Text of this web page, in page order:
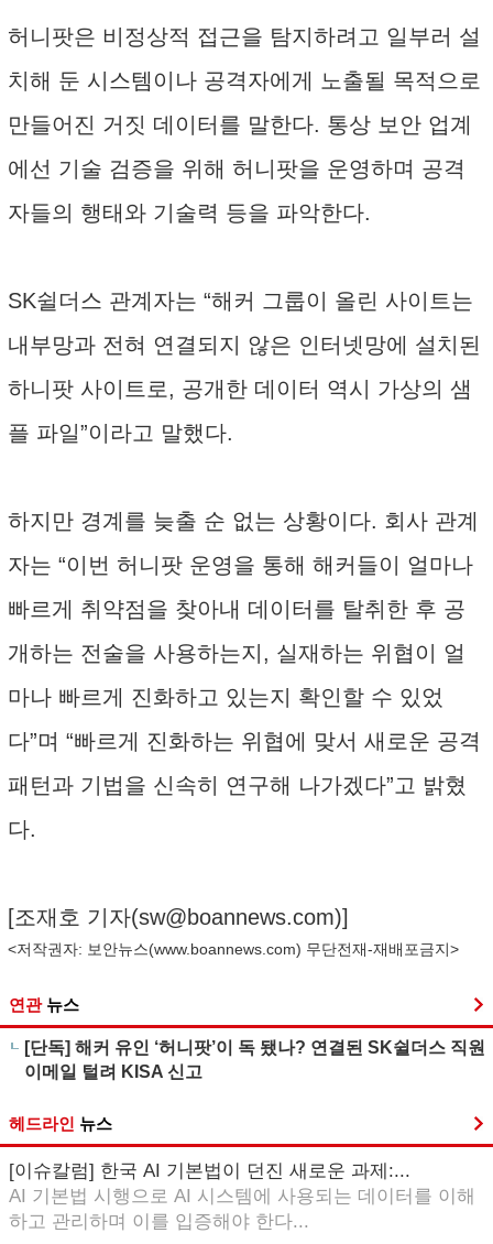
허니팟은 비정상적 접근을 탐지하려고 일부러 설
치해 둔 시스템이나 공격자에게 노출될 목적으로
만들어진 거짓 데이터를 말한다. 통상 보안 업계
에선 기술 검증을 위해 허니팟을 운영하며 공격
자들의 행태와 기술력 등을 파악한다.
SK쉴더스 관계자는 “해커 그룹이 올린 사이트는
내부망과 전혀 연결되지 않은 인터넷망에 설치된
하니팟 사이트로, 공개한 데이터 역시 가상의 샘
플 파일”이라고 말했다.
하지만 경계를 늦출 순 없는 상황이다. 회사 관계
자는 “이번 허니팟 운영을 통해 해커들이 얼마나
빠르게 취약점을 찾아내 데이터를 탈취한 후 공
개하는 전술을 사용하는지, 실재하는 위협이 얼
마나 빠르게 진화하고 있는지 확인할 수 있었
다”며 “빠르게 진화하는 위협에 맞서 새로운 공격
패턴과 기법을 신속히 연구해 나가겠다”고 밝혔
다.
[조재호 기자(sw@boannews.com)]
<저작권자: 보안뉴스(www.boannews.com) 무단전재-재배포금지>
연관 뉴스
[단독] 해커 유인 ‘허니팟’이 독 됐나? 연결된 SK쉴더스 직원
이메일 털려 KISA 신고
헤드라인 뉴스
[이슈칼럼] 한국 AI 기본법이 던진 새로운 과제:...
AI 기본법 시행으로 AI 시스템에 사용되는 데이터를 이해
하고 관리하며 이를 입증해야 한다...